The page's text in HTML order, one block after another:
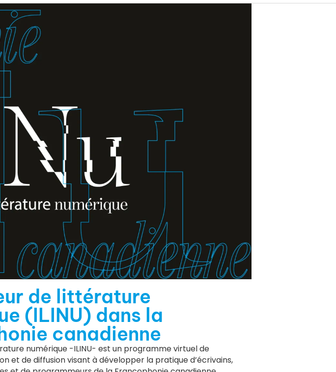
de littérature
(ILINU) dans la
canadienne
numérique -ILINU- est un programme virtuel de
et de diffusion visant à développer la pratique d’écrivains,